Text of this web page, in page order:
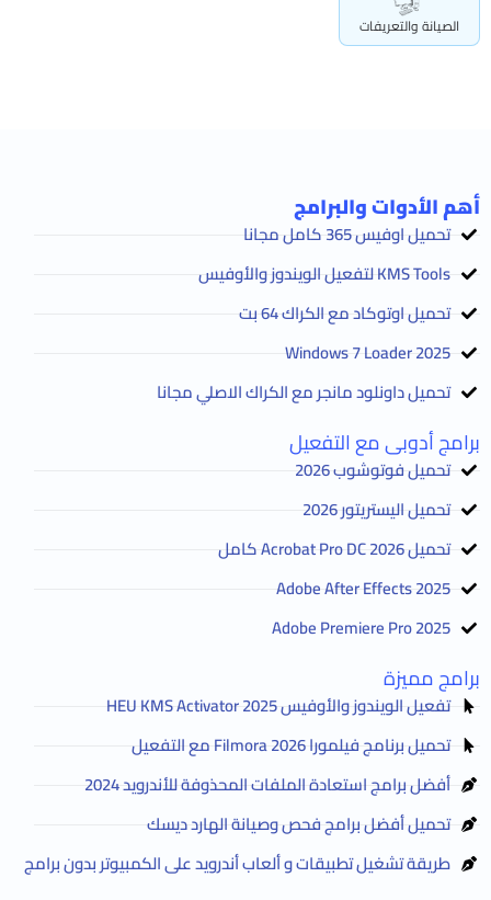
الصيانة والتعريفات
أهم الأدوات والبرامج
تحميل اوفيس 365 كامل مجانا
KMS Tools لتفعيل الويندوز والأوفيس
تحميل اوتوكاد مع الكراك 64 بت
2025 Windows 7 Loader
تحميل داونلود مانجر مع الكراك الاصلي مجانا
برامج أدوبى مع التفعيل
تحميل فوتوشوب 2026
تحميل اليستريتور 2026
تحميل Acrobat Pro DC 2026 كامل
Adobe After Effects 2025
Adobe Premiere Pro 2025
برامج مميزة
تفعيل الويندوز والأوفيس HEU KMS Activator 2025
تحميل برنامج فيلمورا Filmora 2026 مع التفعيل
أفضل برامج استعادة الملفات المحذوفة للأندرويد 2024
تحميل أفضل برامج فحص وصيانة الهارد ديسك
طريقة تشغيل تطبيقات و ألعاب أندرويد على الكمبيوتر بدون برامج